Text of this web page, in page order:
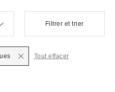
Filtrer et trier
Tout effacer